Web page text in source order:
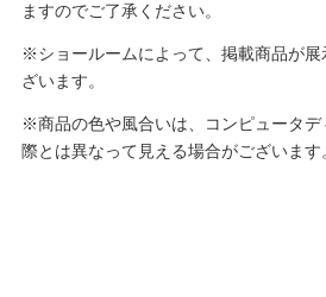
ますのでご了承ください。
※ショールームによって、掲載商品が
ざいます。
※商品の色や風合いは、コンピュータ
際とは異なって見える場合がございます